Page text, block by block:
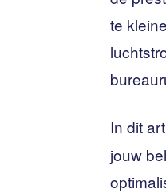
te
In dit
jouw